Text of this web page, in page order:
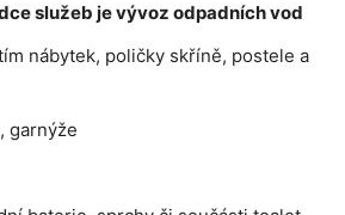
služeb je vývoz odpadních vod
nábytek, poličky skříně, postele a
garnýže